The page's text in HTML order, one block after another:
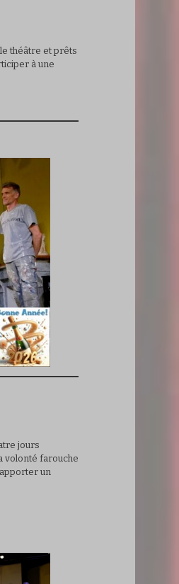
théâtre et prêts
à une
jours
volonté farouche
un